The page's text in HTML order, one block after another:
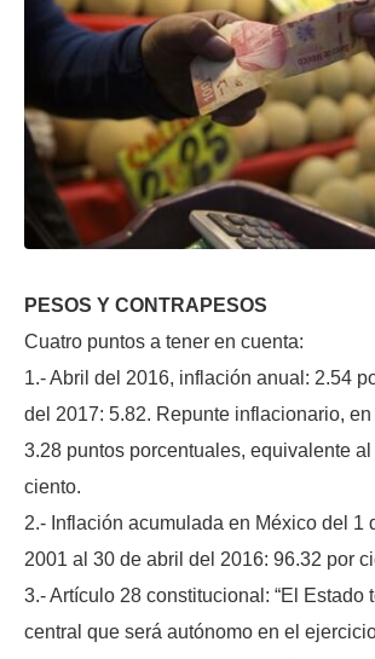
PESOS Y CONTRAPESOS
Cuatro puntos a tener en cuenta:
1.- Abril del 2016, inflación anual: 2.54
del 2017: 5.82. Repunte inflacionario,
3.28 puntos porcentuales, equivalente
ciento.
2.- Inflación acumulada en México del 1
2001 al 30 de abril del 2016: 96.32 por
3.- Artículo 28 constitucional: “El Estado
central que será autónomo en el